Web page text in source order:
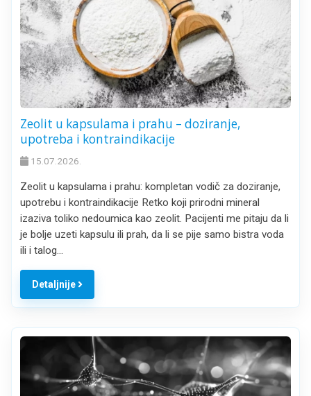
Zeolit u kapsulama i prahu – doziranje,
upotreba i kontraindikacije
15.07.2026.
Zeolit u kapsulama i prahu: kompletan vodič za doziranje,
upotrebu i kontraindikacije Retko koji prirodni mineral
izaziva toliko nedoumica kao zeolit. Pacijenti me pitaju da li
je bolje uzeti kapsulu ili prah, da li se pije samo bistra voda
ili i talog…
Detaljnije